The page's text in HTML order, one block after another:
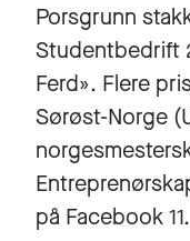
Porsgrunn
Studentbedrift
Ferd». Flere
Sørøst-Norge
på Facebook